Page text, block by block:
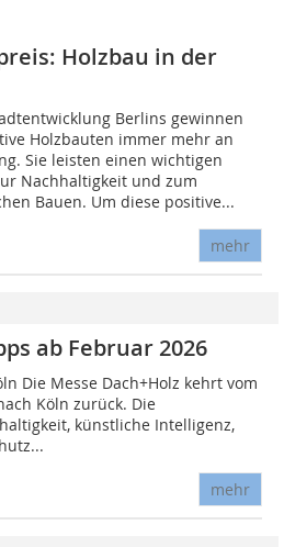
Holzbau in der
Berlins gewinnen
Holzbauten immer mehr an
Sie leisten einen wichtigen
Nachhaltigkeit und zum
Bauen. Um diese positive...
mehr
ab Februar 2026
Die Messe Dach+Holz kehrt vom
Köln zurück. Die
künstliche Intelligenz,
mehr